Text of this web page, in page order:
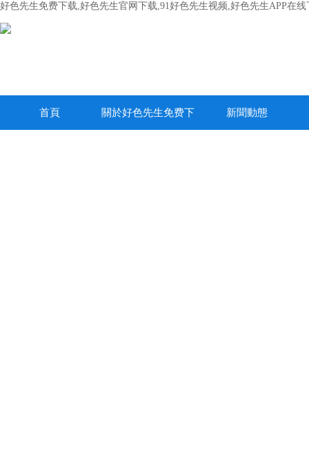
好色先生免费下载,好色先生官网下载,91好色先生视频,好色先生APP在线
首頁 關於好色先生免费下 新聞動態